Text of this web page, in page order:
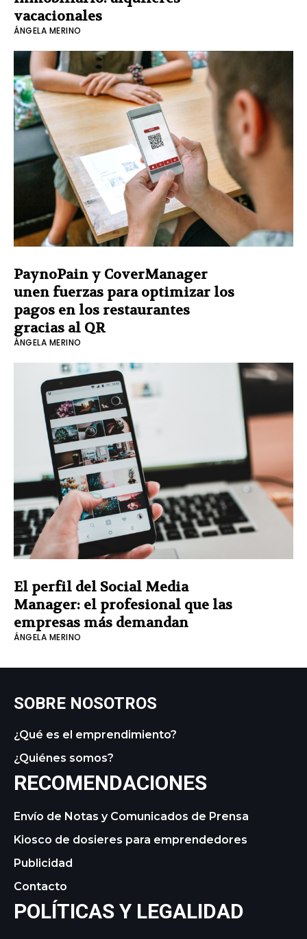
vacacionales
ÁNGELA MERINO
PaynoPain y CoverManager
unen fuerzas para optimizar los
pagos en los restaurantes
gracias al QR
ÁNGELA MERINO
El perfil del Social Media
Manager: el profesional que las
empresas más demandan
ÁNGELA MERINO
SOBRE NOSOTROS
¿Qué es el emprendimiento?
¿Quiénes somos?
RECOMENDACIONES
Envío de Notas y Comunicados de Prensa
Kiosco de dosieres para emprendedores
Publicidad
Contacto
POLÍTICAS Y LEGALIDAD